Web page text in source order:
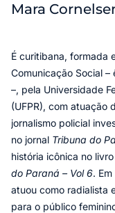
Mara
É curitibana, formada
Comunicação Social –
–, pela Universidade
(UFPR), com atuação
jornalismo policial
no jornal Tribuna do
história icônica no
do Paraná – Vol 6.
atuou como radialista
para o público